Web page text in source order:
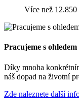
Více než 12.850
Pracujeme s
Díky mnoha
náš dopad na životní
Zde naleznete další